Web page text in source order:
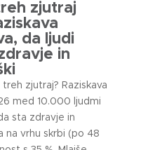
zjutraj
da ljudi
in
zjutraj? Raziskava
med 10.000 ljudmi
sta zdravje in
na vrhu skrbi (po 48